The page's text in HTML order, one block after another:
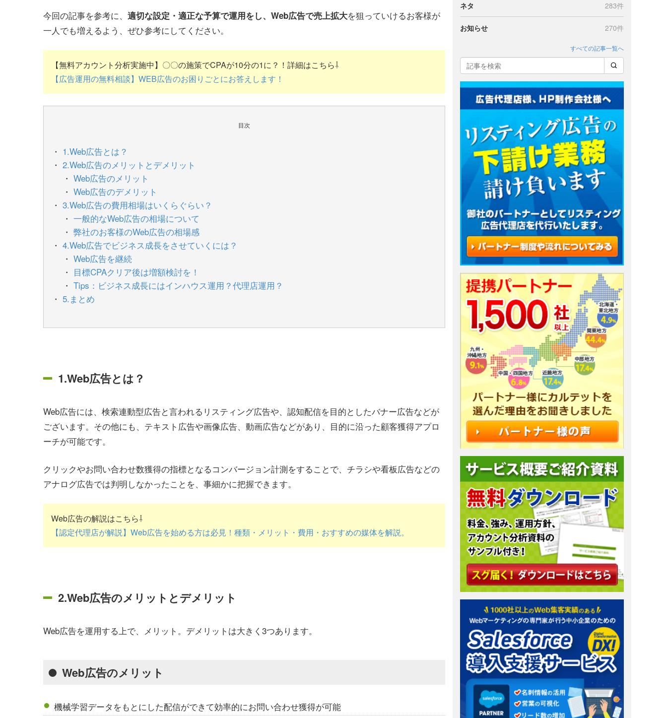
今回の記事を参考に、 適切な設定・適正な予算で運用をし、Web広告で売上拡大を狙っていけるお客様が
一人でも増えるよう、ぜひ参考にしてください。
【無料アカウント分析実施中】〇〇の施策でCPAが10分の1に？！詳細はこちら⇩
【広告運用の無料相談】WEB広告のお困りごとにお答えします！
目次
1.Web広告とは？
2.Web広告のメリットとデメリット
Web広告のメリット
Web広告のデメリット
3.Web広告の費用相場はいくらぐらい？
一般的なWeb広告の相場について
弊社のお客様のWeb広告の相場感
4.Web広告でビジネス成長をさせていくには？
Web広告を継続
目標CPAクリア後は増額検討を！
Tips：ビジネス成長にはインハウス運用？代理店運用？
5.まとめ
1.Web広告とは？
Web広告には、検索連動型広告と言われるリスティング広告や、認知配信を目的としたバナー広告などが
ございます。その他にも、テキスト広告や画像広告、動画広告などがあり、目的に沿った顧客獲得アプロ
ーチが可能です。
クリックやお問い合わせ数獲得の指標となるコンバージョン計測をすることで、チラシや看板広告などの
アナログ広告では判明しなかったことを、事細かに把握できます。
Web広告の解説はこちら⇩
【認定代理店が解説】Web広告を始める方は必見！種類・メリット・費用・おすすめの媒体を解説。
2.Web広告のメリットとデメリット
Web広告を運用する上で、メリット。デメリットは大きく3つあります。
Web広告のメリット
機械学習データをもとにした配信ができて効率的にお問い合わせ獲得が可能
ネタ 283件
お知らせ 270件
すべての記事一覧へ